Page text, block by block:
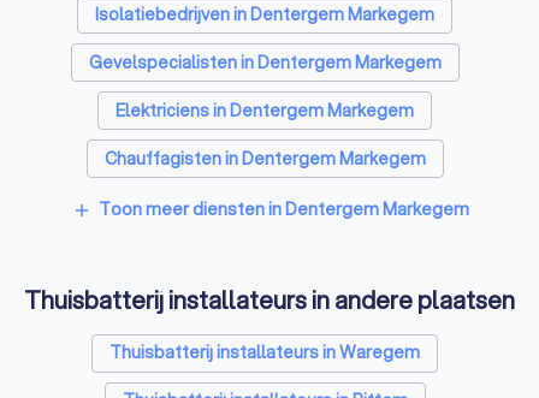
Isolatiebedrijven in Dentergem Markegem
Gevelspecialisten in Dentergem Markegem
Elektriciens in Dentergem Markegem
Chauffagisten in Dentergem Markegem
add Toon meer diensten in Dentergem Markegem
Thuisbatterij installateurs in andere plaatsen
Thuisbatterij installateurs in Waregem